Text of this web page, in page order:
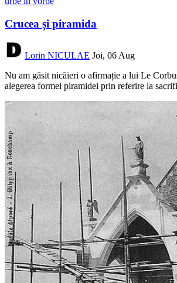
Crucea și piramida
Lorin NICULAE Joi, 06 Aug
Nu am găsit nicăieri o afirmație a lui Le
alegerea formei piramidei prin referire la